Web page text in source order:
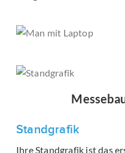
Standgrafik
Ihre Standgrafik ist das